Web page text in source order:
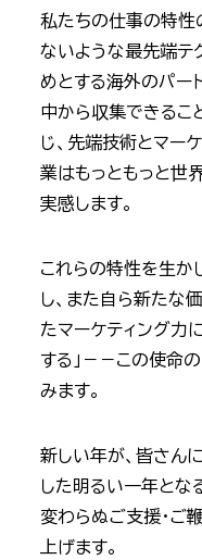
私たちの仕事の特性
ないような最先端テ
めとする海外のパー
中から収集できるこ
じ、先端技術とマー
業はもっともっと世
実感します。
これらの特性を生か
し、また自ら新たな
たマーケティング力
する」－－この使命
みます。
新しい年が、皆さん
した明るい一年とな
変わらぬご支援・ご
上げます。